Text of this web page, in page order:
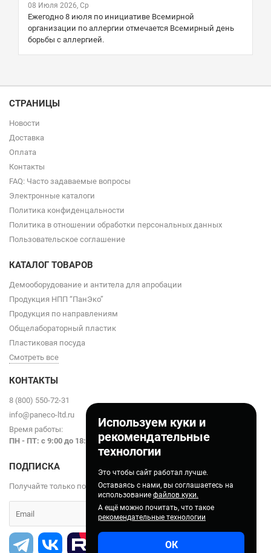
Используем куки и
рекомендательные
технологии
Это чтобы сайт работал лучше.
Оставаясь с нами, вы соглашаетесь на
использование файлов куки.
А ещё можно почитать, что такое
рекомендательные технологии
ОК
08 Июля 2026, Ср
Ежегодно 8 июля по инициативе Всемирной
организации по аллергии отмечается Всемирный день
борьбы с аллергией.
СТРАНИЦЫ
Новости
Доставка
Оплата
Контакты
FAQ: Часто задаваемые вопросы
Электронные каталоги
Политика конфиденцальности
Политика в отношении обработки персональных данных
Пользовательское соглашение
КАТАЛОГ ТОВАРОВ
Демооборудование и антитела для апробации
Продукция НПП “ПанЭко”
Продукция по направлениям
Общелабораторный пластик
Пластиковая посуда
Смотреть все
КОНТАКТЫ
8 (800) 550-72-31
info@paneco-ltd.ru
Время работы:
ПН - ПТ: с 9:00 до 18:00
ПОДПИСКА
Получайте только полезные статьи!